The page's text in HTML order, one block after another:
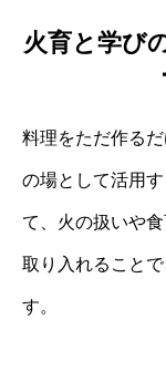
火育と学び
料理をただ作る
の場として活用
て、火の扱いや
取り入れること
す。